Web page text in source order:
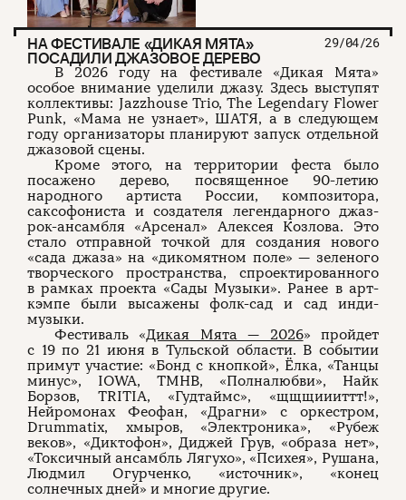
НА ФЕСТИВАЛЕ «ДИКАЯ МЯТА»
ПОСАДИЛИ ДЖАЗОВОЕ ДЕРЕВО
29/04/26
В 2026 году на фестивале «Дикая Мята»
особое внимание уделили джазу. Здесь выступят
коллективы: Jazzhouse Trio, The Legendary Flower
Punk, «Мама не узнает», ШАТЯ, а в следующем
году организаторы планируют запуск отдельной
джазовой сцены.
Кроме этого, на территории феста было
посажено дерево, посвященное 90-летию
народного артиста России, композитора,
саксофониста и создателя легендарного джаз-
рок-ансамбля «Арсенал» Алексея Козлова. Это
стало отправной точкой для создания нового
«сада джаза» на «дикомятном поле» — зеленого
творческого пространства, спроектированного
в рамках проекта «Сады Музыки». Ранее в арт-
кэмпе были высажены фолк-сад и сад инди-
музыки.
Фестиваль «Дикая Мята — 2026» пройдет
с 19 по 21 июня в Тульской области. В событии
примут участие: «Бонд с кнопкой», Ёлка, «Танцы
минус», IOWA, ТМНВ, «Полналюбви», Найк
Борзов, TRITIA, «Гудтаймс», «щщщиииттт!»,
Нейромонах Феофан, «Драгни» с оркестром,
Drummatix, хмыров, «Электроника», «Рубеж
веков», «Диктофон», Диджей Грув, «образа нет»,
«Токсичный ансамбль Лягухо», «Психея», Рушана,
Людмил Огурченко, «источник», «конец
солнечных дней» и многие другие.